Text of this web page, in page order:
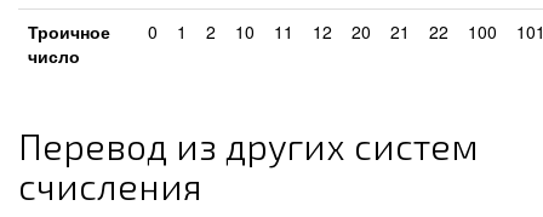
Троичное
число
0 1 2 10 11 12 20 21 22 100
Перевод из других систем
счисления